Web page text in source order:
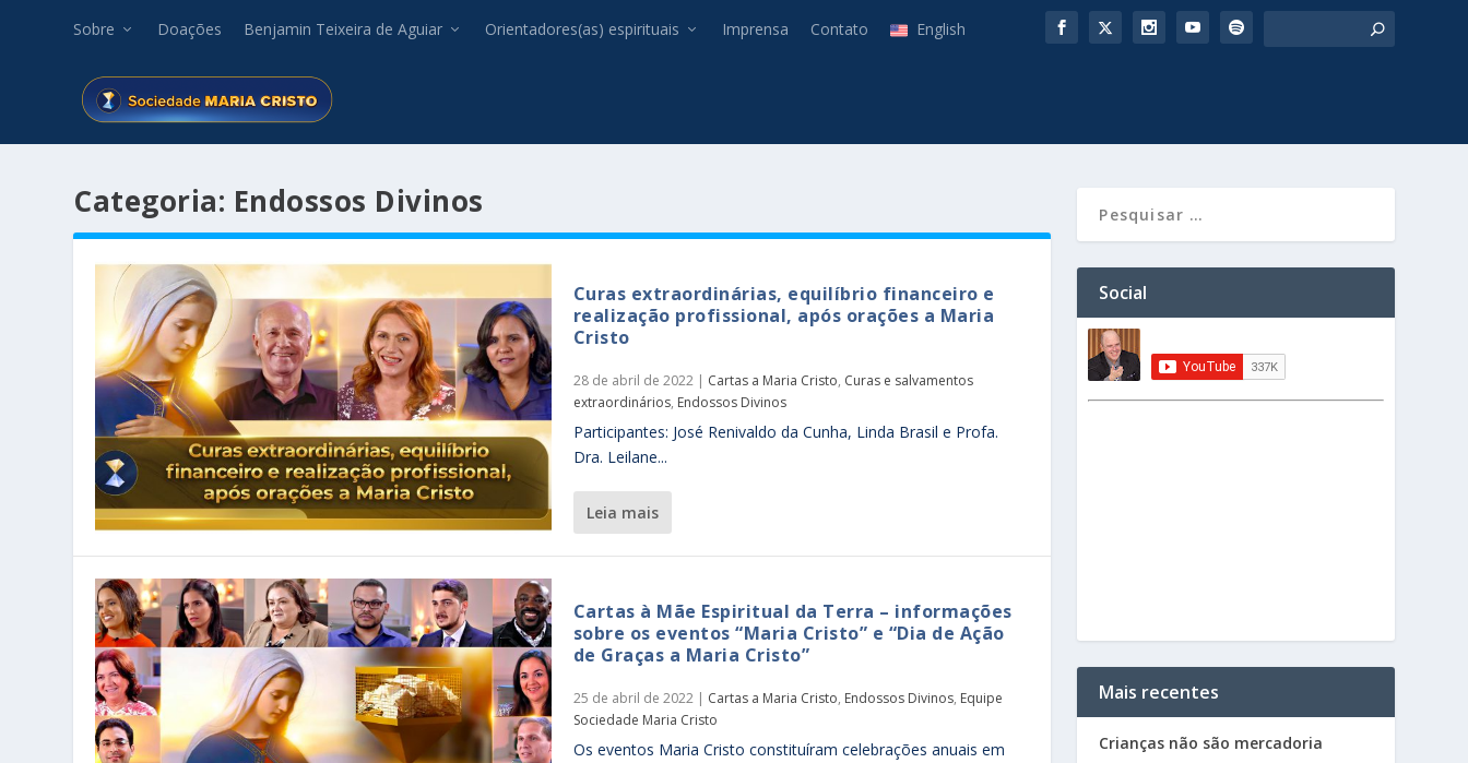
Sobre Doações Benjamin Teixeira de Aguiar Orientadores(as) espirituais Imprensa Contato English
Categoria: Endossos Divinos
Curas extraordinárias, equilíbrio financeiro e
realização profissional, após orações a Maria
Cristo
28 de abril de 2022| Cartas a Maria Cristo, Curas e salvamentos
extraordinários, Endossos Divinos
Participantes: José Renivaldo da Cunha, Linda Brasil e Profa.
Dra. Leilane...
leia mais
Cartas à Mãe Espiritual da Terra – informações
sobre os eventos “Maria Cristo” e “Dia de Ação
de Graças a Maria Cristo”
25 de abril de 2022| Cartas a Maria Cristo, Endossos Divinos, Equipe
Sociedade Maria Cristo
Os eventos Maria Cristo constituíram celebrações anuais em
Social
Mais recentes
Crianças não são mercadoria